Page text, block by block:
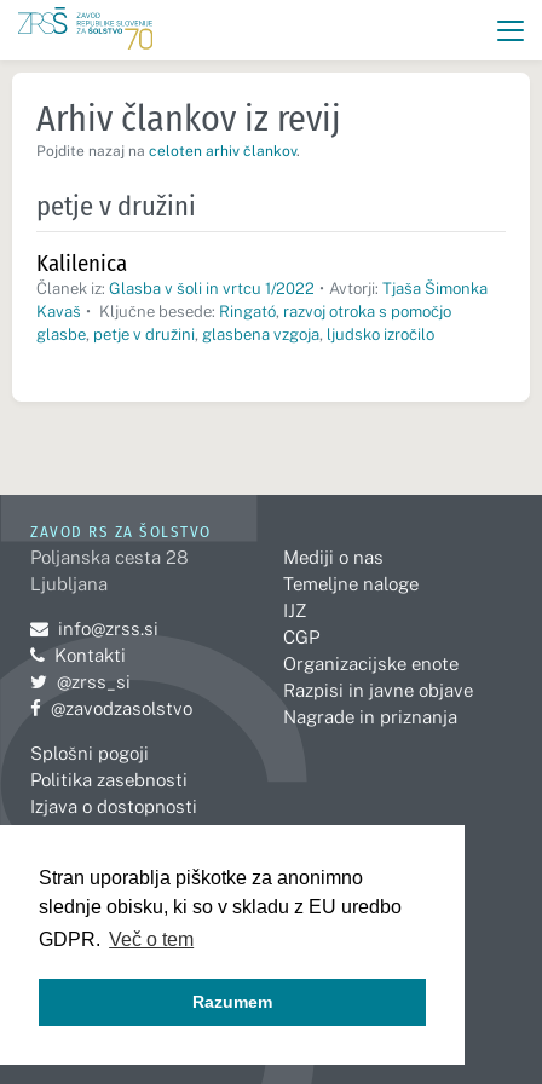
Stran uporablja piškotke za anonimno
slednje obisku, ki so v skladu z EU uredbo
GDPR. Več o tem
Razumem
Arhiv člankov iz revij
Pojdite nazaj na celoten arhiv člankov.
petje v družini
Kalilenica
Članek iz: Glasba v šoli in vrtcu 1/2022 • Avtorji: Tjaša Šimonka
Kavaš • Ključne besede: Ringató, razvoj otroka s pomočjo
glasbe, petje v družini, glasbena vzgoja, ljudsko izročilo
ZAVOD RS ZA ŠOLSTVO
Poljanska cesta 28
Ljubljana
Pošljite e-mail na
info@zrss.si
Kontakti
Pojdite na Twitter:
@zrss_si
Pojdite na Facebook:
@zavodzasolstvo
Splošni pogoji
Politika zasebnosti
Izjava o dostopnosti
Mediji o nas
Temeljne naloge
IJZ
CGP
Organizacijske enote
Razpisi in javne objave
Nagrade in priznanja
Celje
Koper
Kranj
Novo mesto
Slovenj Gradec